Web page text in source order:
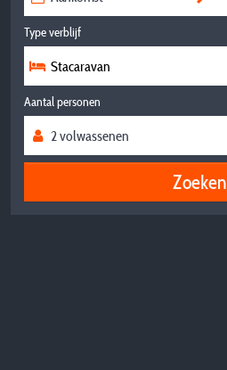
Type verblijf
Stacaravan
Aantal personen
Zoeken